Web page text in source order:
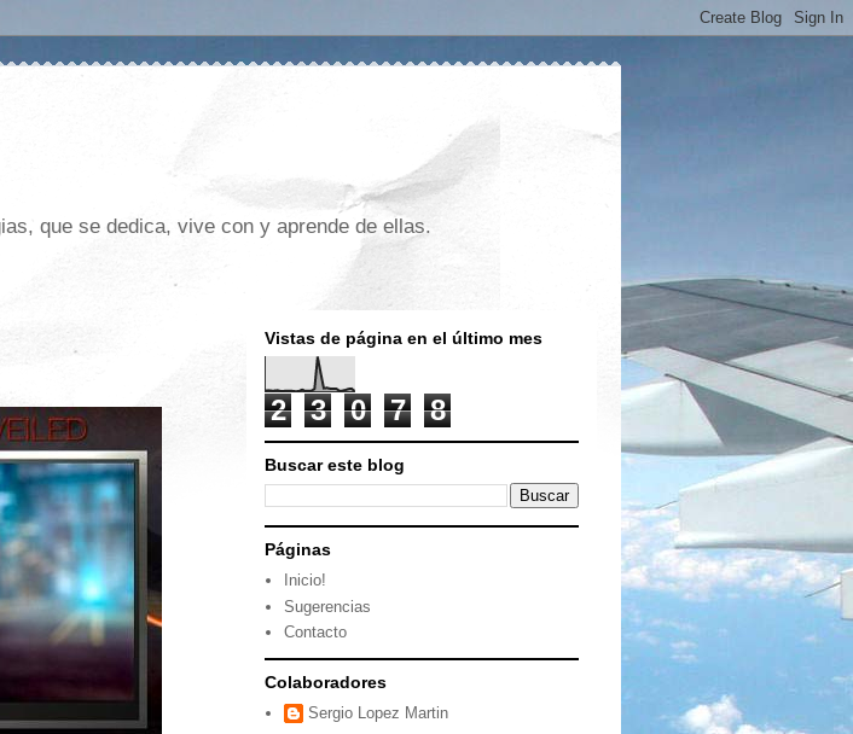
que se dedica, vive con y aprende de ellas.
Vistas de página en el último mes
2 3 0 7 8
Buscar este blog
Páginas
Inicio!
Sugerencias
Contacto
Colaboradores
Sergio Lopez Martin